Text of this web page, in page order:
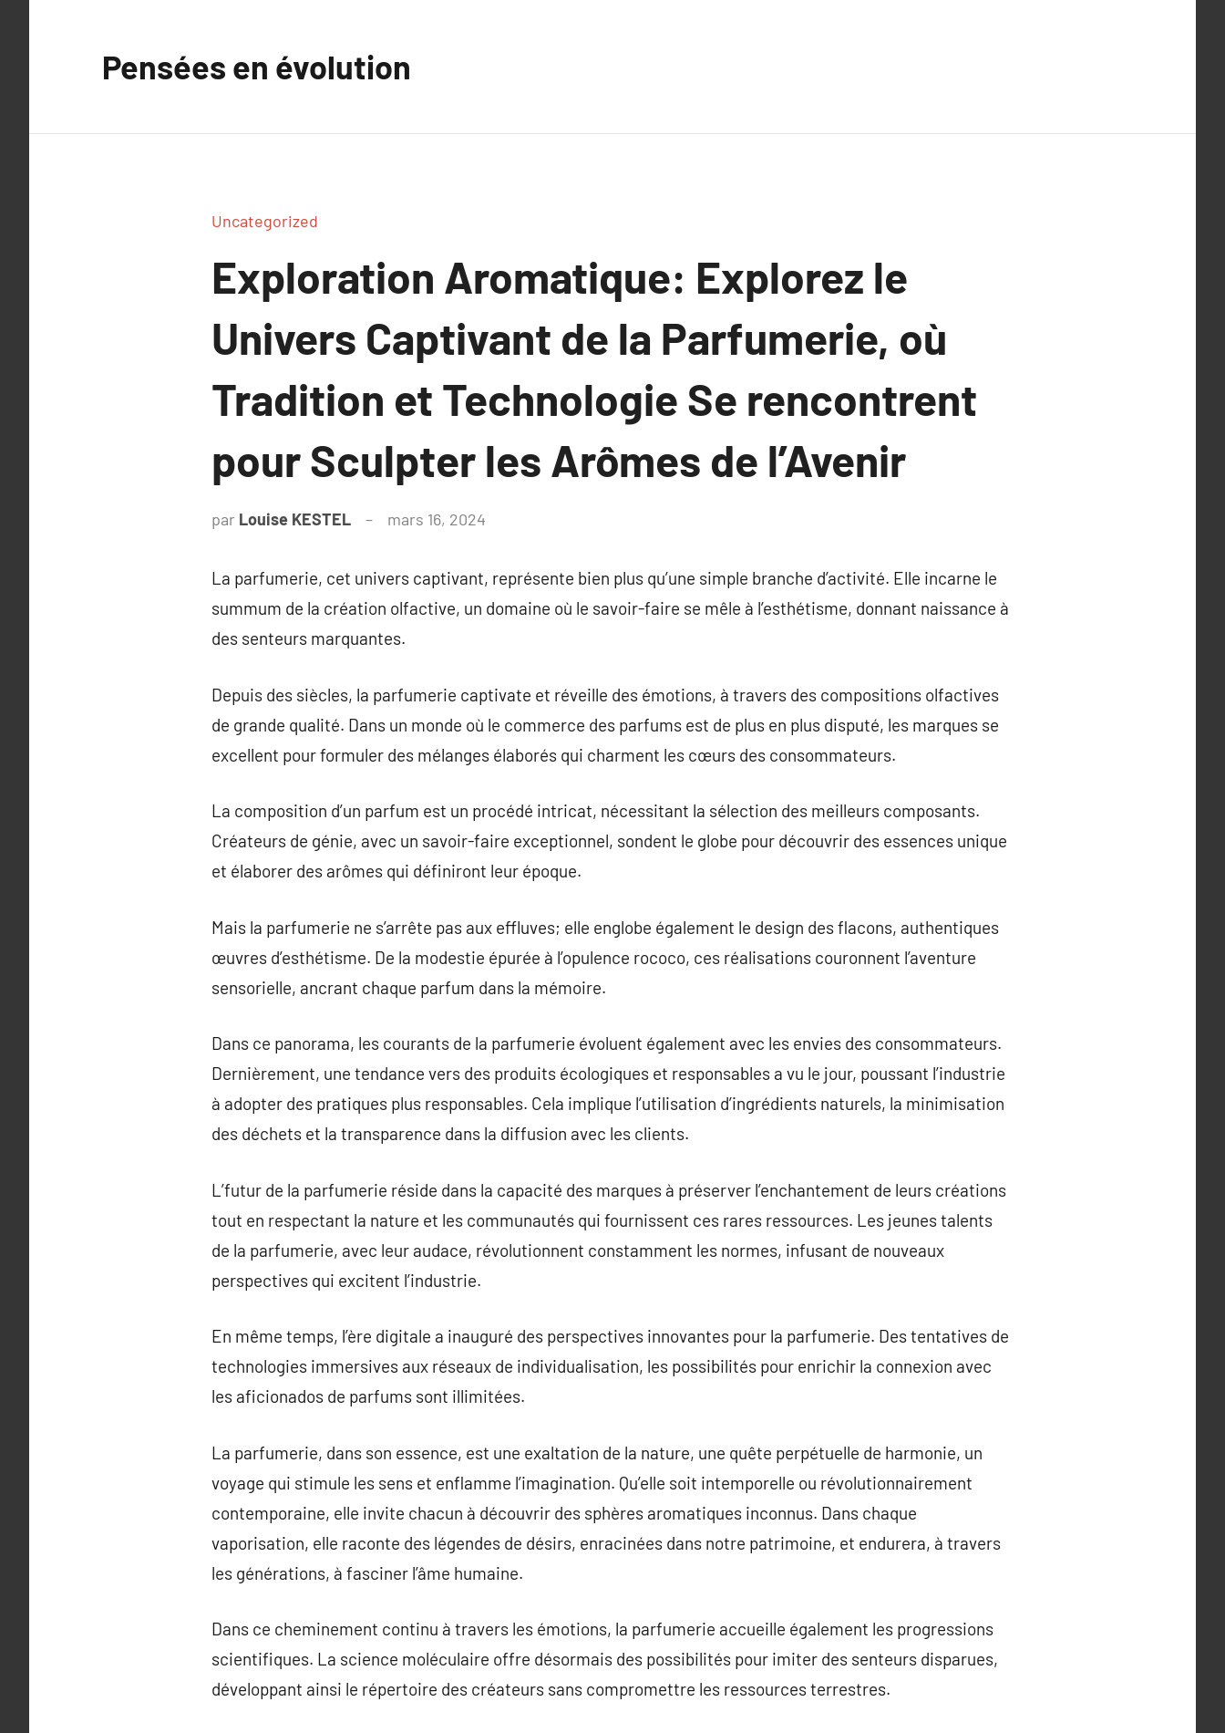
Pensées en évolution
Uncategorized
Exploration Aromatique: Explorez le
Univers Captivant de la Parfumerie, où
Tradition et Technologie Se rencontrent
pour Sculpter les Arômes de l’Avenir
par Louise KESTEL mars 16, 2024
La parfumerie, cet univers captivant, représente bien plus qu’une simple branche d’activité. Elle incarne le
summum de la création olfactive, un domaine où le savoir-faire se mêle à l’esthétisme, donnant naissance à
des senteurs marquantes.
Depuis des siècles, la parfumerie captivate et réveille des émotions, à travers des compositions olfactives
de grande qualité. Dans un monde où le commerce des parfums est de plus en plus disputé, les marques se
excellent pour formuler des mélanges élaborés qui charment les cœurs des consommateurs.
La composition d’un parfum est un procédé intricat, nécessitant la sélection des meilleurs composants.
Créateurs de génie, avec un savoir-faire exceptionnel, sondent le globe pour découvrir des essences unique
et élaborer des arômes qui définiront leur époque.
Mais la parfumerie ne s’arrête pas aux effluves; elle englobe également le design des flacons, authentiques
œuvres d’esthétisme. De la modestie épurée à l’opulence rococo, ces réalisations couronnent l’aventure
sensorielle, ancrant chaque parfum dans la mémoire.
Dans ce panorama, les courants de la parfumerie évoluent également avec les envies des consommateurs.
Dernièrement, une tendance vers des produits écologiques et responsables a vu le jour, poussant l’industrie
à adopter des pratiques plus responsables. Cela implique l’utilisation d’ingrédients naturels, la minimisation
des déchets et la transparence dans la diffusion avec les clients.
L’futur de la parfumerie réside dans la capacité des marques à préserver l’enchantement de leurs créations
tout en respectant la nature et les communautés qui fournissent ces rares ressources. Les jeunes talents
de la parfumerie, avec leur audace, révolutionnent constamment les normes, infusant de nouveaux
perspectives qui excitent l’industrie.
En même temps, l’ère digitale a inauguré des perspectives innovantes pour la parfumerie. Des tentatives de
technologies immersives aux réseaux de individualisation, les possibilités pour enrichir la connexion avec
les aficionados de parfums sont illimitées.
La parfumerie, dans son essence, est une exaltation de la nature, une quête perpétuelle de harmonie, un
voyage qui stimule les sens et enflamme l’imagination. Qu’elle soit intemporelle ou révolutionnairement
contemporaine, elle invite chacun à découvrir des sphères aromatiques inconnus. Dans chaque
vaporisation, elle raconte des légendes de désirs, enracinées dans notre patrimoine, et endurera, à travers
les générations, à fasciner l’âme humaine.
Dans ce cheminement continu à travers les émotions, la parfumerie accueille également les progressions
scientifiques. La science moléculaire offre désormais des possibilités pour imiter des senteurs disparues,
développant ainsi le répertoire des créateurs sans compromettre les ressources terrestres.